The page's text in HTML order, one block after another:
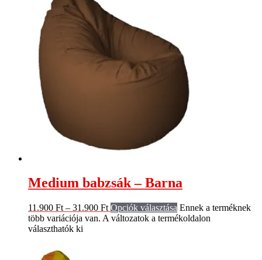
Medium babzsák – Barna
11.900 Ft – 31.900 Ft Opciók választása Ennek a terméknek
több variációja van. A változatok a termékoldalon
választhatók ki